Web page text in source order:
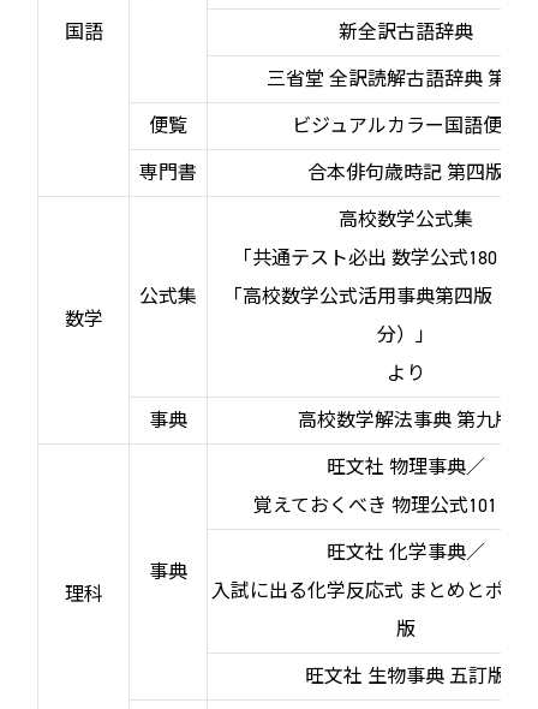
国語
新全訳古語辞典
三省堂 全訳読解古語辞典 第五
便覧
ビジュアルカラー国語便覧
専門書
合本俳句歳時記 第四版
数学
公式集
高校数学公式集
「共通テスト必出 数学公式180 四
「高校数学公式活用事典第四版（
分）」
より
事典
高校数学解法事典 第九版
理科
事典
旺文社 物理事典／
覚えておくべき 物理公式101 新
旺文社 化学事典／
入試に出る化学反応式 まとめとポイ
版
旺文社 生物事典 五訂版